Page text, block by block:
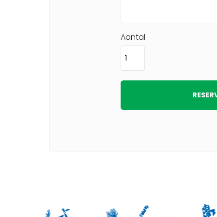
Aantal